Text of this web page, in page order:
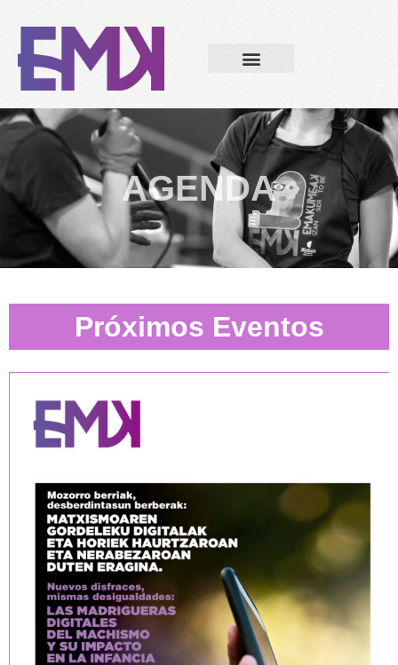
AGENDA
Próximos Eventos